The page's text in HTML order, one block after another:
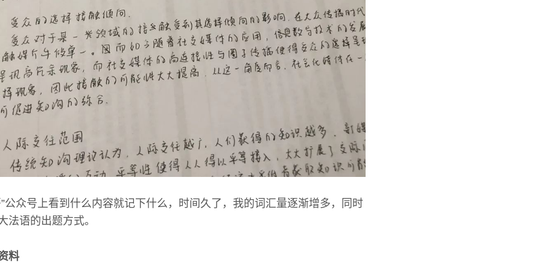
公众号上看到什么内容就记下什么，时间久了，我的词汇量逐渐增多，同时
法语的出题方式。
料